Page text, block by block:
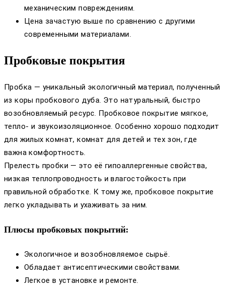
механическим повреждениям.
Цена зачастую выше по сравнению с другими
современными материалами.
Пробковые покрытия
Пробка — уникальный экологичный материал, полученный
из коры пробкового дуба. Это натуральный, быстро
возобновляемый ресурс. Пробковое покрытие мягкое,
тепло- и звукоизоляционное. Особенно хорошо подходит
для жилых комнат, комнат для детей и тех зон, где
важна комфортность.
Прелесть пробки — это её гипоаллергенные свойства,
низкая теплопроводность и влагостойкость при
правильной обработке. К тому же, пробковое покрытие
легко укладывать и ухаживать за ним.
Плюсы пробковых покрытий:
Экологичное и возобновляемое сырьё.
Обладает антисептическими свойствами.
Легкое в установке и ремонте.